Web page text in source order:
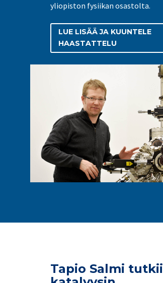
yliopiston fysiikan osastolta.
LUE LISÄÄ JA KUUNTELE
HAASTATTELU
Tapio Salmi tutkii